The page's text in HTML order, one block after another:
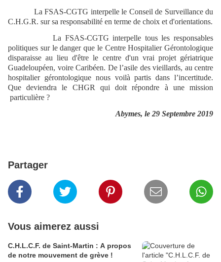
La FSAS-CGTG interpelle le Conseil de Surveillance du
C.H.G.R. sur sa responsabilité en terme de choix et d'orientations.
La FSAS-CGTG interpelle tous les responsables
politiques sur le danger que le Centre Hospitalier Gérontologique
disparaisse au lieu d'être le centre d'un vrai projet gériatrique
Guadeloupéen, voire Caribéen. De l’asile des vieillards, au centre
hospitalier gérontologique nous voilà partis dans l’incertitude.
Que deviendra le CHGR qui doit répondre à une mission
particulière ?
Abymes, le 29 Septembre 2019
Partager
Vous aimerez aussi
C.H.L.C.F. de Saint-Martin : A propos
de notre mouvement de grève !